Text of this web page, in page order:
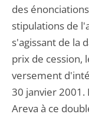
des
stipulations de
s'agissant de la
prix de cession,
versement
30 janvier 2001.
Areva à ce